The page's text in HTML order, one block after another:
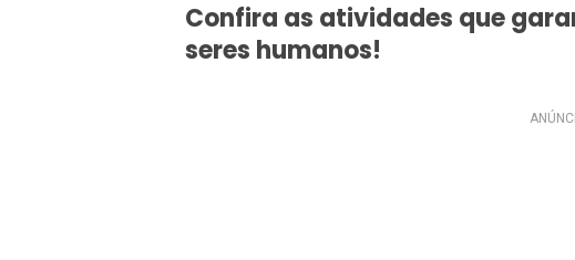
Confira as atividades que
seres humanos!